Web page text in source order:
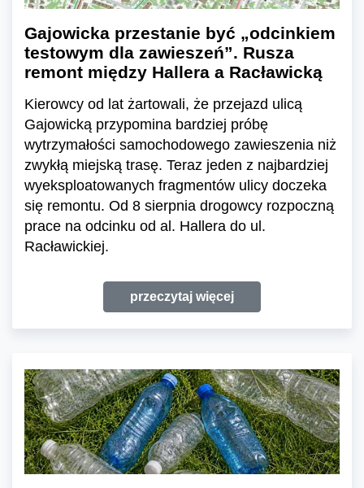
Gajowicka przestanie być „odcinkiem
testowym dla zawieszeń”. Rusza
remont między Hallera a Racławicką
Kierowcy od lat żartowali, że przejazd ulicą
Gajowicką przypomina bardziej próbę
wytrzymałości samochodowego zawieszenia niż
zwykłą miejską trasę. Teraz jeden z najbardziej
wyeksploatowanych fragmentów ulicy doczeka
się remontu. Od 8 sierpnia drogowcy rozpoczną
prace na odcinku od al. Hallera do ul.
Racławickiej.
przeczytaj więcej